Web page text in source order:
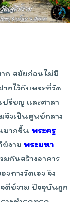
ก สมัยก่อนไม่มี
กไว้กับพระที่วัด
ปรียญ และศาลา
จึงเป็นศูนย์กลาง
มากขึ้น พระครู
ย์งาม พระมหา
มกันสร้างอาคาร
ทางวัดเอง จึง
ดีย์งาม ปัจจุบันถูก